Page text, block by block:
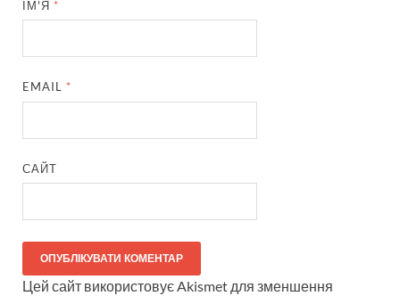
ІМ'Я *
EMAIL *
САЙТ
Цей сайт використовує Akismet для зменшення